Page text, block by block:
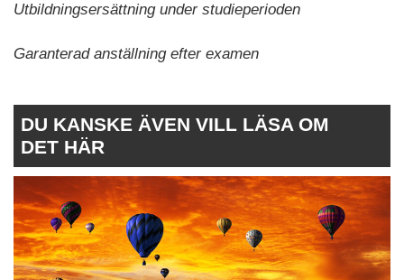
Utbildningsersättning under studieperioden
Garanterad anställning efter examen
DU KANSKE ÄVEN VILL LÄSA OM
DET HÄR